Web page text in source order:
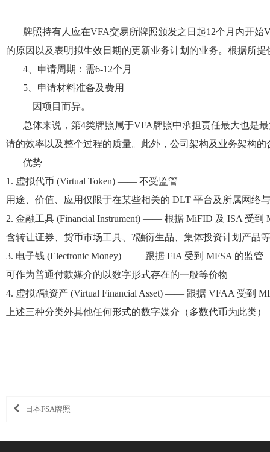
牌照持有人应在VFA交易所牌照颁发之日起12个月内开
的原因以及表明拟生效日期的更新业务计划的业务。根据所
4
申请周期 ： 需6-12个月
5
申请材料准备及费用
因项目而异。
总体来说，第4类牌照属于VFA牌照中承担责任最大也是
请的效率以及整个过程的质量。此外，公司架构及业务架构
优势
1. 虚拟代币 (Virtual Token) —— 不受监管
用途、价值、应用仅限于在某些相关的 DLT 平台及所属网络
2. 金融工具 (Financial Instrument) —— 根据 MiFID 及 ISA 受到
含转让证券、货币市场工具、 ?融衍生品、集体投资计划产品
3. 电子钱 (Electronic Money) —— 跟据 FIA 受到 MFSA 的监管
可作为普通付款媒介的以数字形式存在的一般等价物
4. 虚拟?融资产 (Virtual Financial Asset) —— 跟据 VFAA 受到
上述三种分类外其他任何形式的数字媒介（多数代币为此类
日本FSA牌照